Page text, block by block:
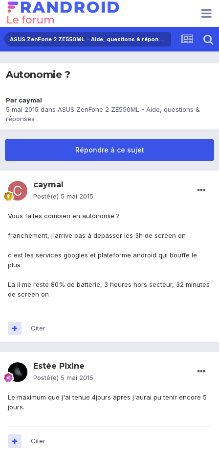
ASUS ZenFone 2 ZE550ML - Aide, questions & réponses
Autonomie ?
Par caymal
5 mai 2015 dans ASUS ZenFone 2 ZE550ML - Aide, questions &
réponses
Répondre à ce sujet
caymal
Posté(e) 5 mai 2015
Vous faites combien en autonomie ?
franchement, j'arrive pas à depasser les 3h de screen on
c'est les services googles et plateforme android qui bouffe le
plus
La il me reste 80% de batterie, 3 heures hors secteur, 32 minutes
de screen on
Citer
Estée Pixine
Posté(e) 5 mai 2015
Le maximum que j'ai tenue 4jours après j'aurai pu tenir encore 5
jours.
Citer